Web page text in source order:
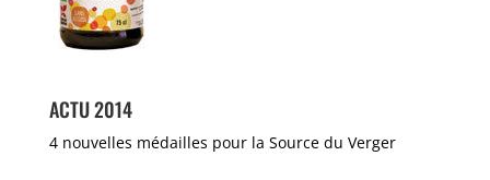
ACTU 2014
4 nouvelles médailles pour la Source du Verger